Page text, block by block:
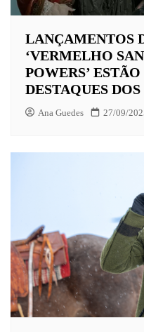
LANÇAMENTOS
‘VERMELHO
POWERS’
DESTAQUES
Ana Guedes 27/09/